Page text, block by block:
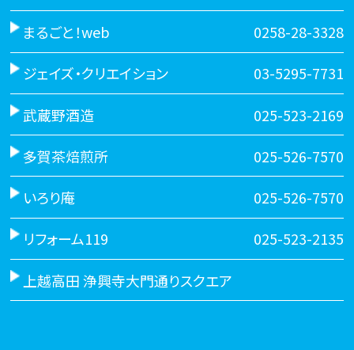
まるごと！web 0258-28-3328
ジェイズ・クリエイション 03-5295-7731
武蔵野酒造 025-523-2169
多賀茶焙煎所 025-526-7570
いろり庵 025-526-7570
リフォーム119 025-523-2135
上越高田 浄興寺大門通りスクエア